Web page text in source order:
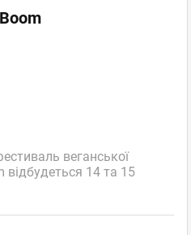
веганської
відбудеться 14 та 15